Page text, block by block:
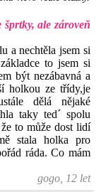
ale zároveň
a nechtěla jsem si
to jsem si
být nezábavná a
holkou ze třídy,je
dělá nějaké
taky ted´ spolu
to může dost lidí
stala holka pro
ráda. Co mám
gogo, 12 let